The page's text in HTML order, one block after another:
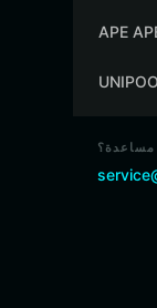
APE
مساعدة؟